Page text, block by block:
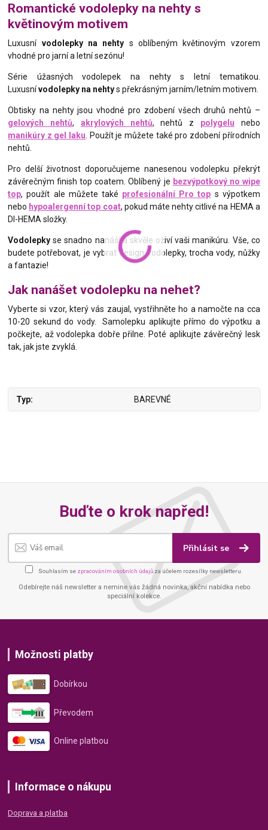
Romantické vodolepky na nehty s
květinovým motivem
Luxusní vodolepky na nehty s oblíbeným květinovým vzorem
vhodné pro jarní a letní sezónu!
Série úžasných vodolepek na nehty s letní tematikou.
Luxusnívodolepky na nehtys překrásným jarním/letním motivem.
Obtisky na nehty jsou vhodné pro zdobení všech druhů nehtů –
gelových nehtů, akrylových nehtů, nehtů z polygelu nebo
manikúry z gel laku . Použít je můžete také pro zdobení přírodních
nehtů.
Pro delší životnost doporučujeme nanesenou vodolepku překrýt
závěrečným finish top coatem. Oblíbený je bezvýpotkový no wipe
top, použít ale můžete také profesionální Pro top s výpotkem
nebo hypoalergenní top coat, pokud máte nehty citlivé na HEMA a
DI-HEMA složky.
Vodolepky se snadno nanáší a skvěle oživí vaši manikúru. Vše, co
budete potřebovat, je vybrat design vodolepky, trocha vody, nůžky
a fantazie!
Jak nanášet vodolepku na nehet?
Vyberte si vzor, který vás zaujal, vystřihněte ho a namočte na cca
10-20 sekund do vody. Samolepku aplikujte přímo do výpotku a
počkejte, až vodolepka dobře přilne. Poté aplikujte závěrečný lesk
tak, jak jste zvyklá.
Typ BAREVNÉ
Buďte o krok napřed!
Přihlásit se
Souhlasím se zpracováním osobních údajů za účelem rozesílky newsletteru.
Odebírejte náš newsletter a nemine vás žádná novinka, akční nabídka nebo
speciální kolekce.
Možnosti platby
Dobírkou
Převodem
Online platbou
Informace o nákupu
Doprava a platba